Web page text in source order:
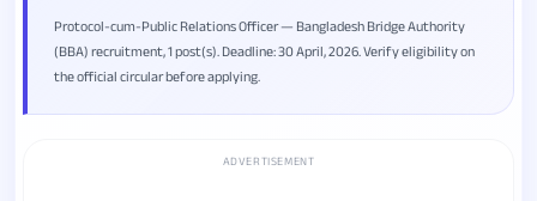
Protocol-cum-Public Relations Officer — Bangladesh Bridge Authority
(BBA) recruitment, 1 post(s). Deadline: 30 April, 2026. Verify eligibility on
the official circular before applying.
ADVERTISEMENT